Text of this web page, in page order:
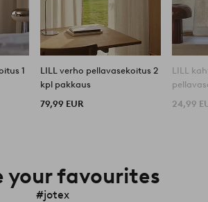
1
LILL verho pellavasekoitus 2
kpl pakkaus
79,99 EUR
LILL
24,99
your favourites
#jotex